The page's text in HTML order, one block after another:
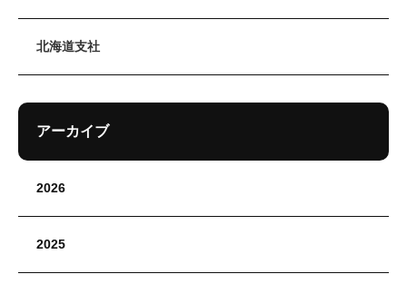
北海道支社
アーカイブ
2026
2025